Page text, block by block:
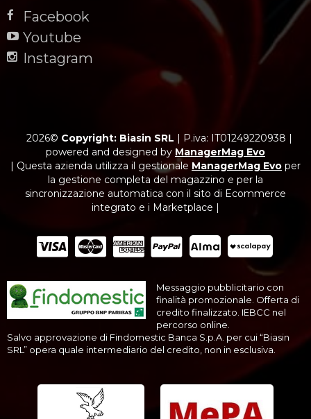
Facebook
Youtube
Instagram
2026© Copyright: Biasin SRL | P.iva: IT01249220938 |
powered and designed by ManagerMag Evo
| Questa azienda utilizza il gestionale ManagerMag Evo per
la gestione completa del magazzino e per la
sincronizzazione automatica con il sito di Ecommerce
integrato e i Marketplace |
Messaggio pubblicitario con
finalità promozionale. Offerta di
credito finalizzato. IEBCC nel
percorso online.
Salvo approvazione di Findomestic Banca S.p.A. per cui “Biasin
SRL” opera quale intermediario del credito, non in esclusiva.